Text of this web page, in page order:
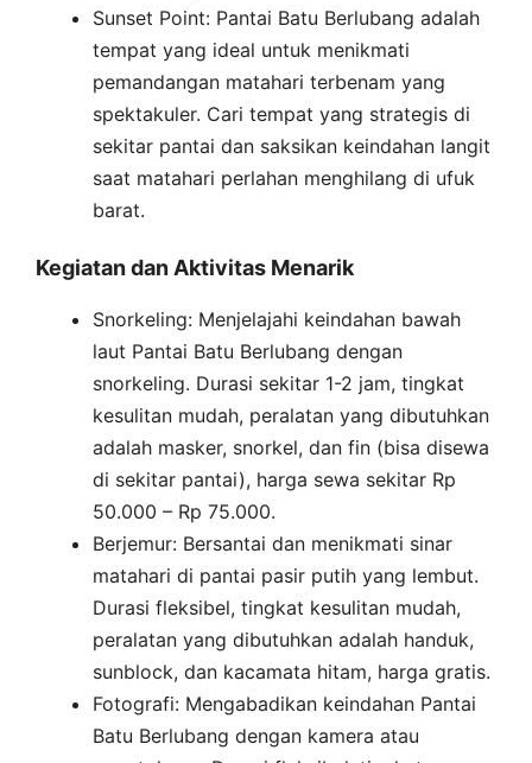
Sunset Point: Pantai Batu Berlubang adalah
tempat yang ideal untuk menikmati
pemandangan matahari terbenam yang
spektakuler. Cari tempat yang strategis di
sekitar pantai dan saksikan keindahan langit
saat matahari perlahan menghilang di ufuk
barat.
Kegiatan dan Aktivitas Menarik
Snorkeling: Menjelajahi keindahan bawah
laut Pantai Batu Berlubang dengan
snorkeling. Durasi sekitar 1-2 jam, tingkat
kesulitan mudah, peralatan yang dibutuhkan
adalah masker, snorkel, dan fin (bisa disewa
di sekitar pantai), harga sewa sekitar Rp
50.000 – Rp 75.000.
Berjemur: Bersantai dan menikmati sinar
matahari di pantai pasir putih yang lembut.
Durasi fleksibel, tingkat kesulitan mudah,
peralatan yang dibutuhkan adalah handuk,
sunblock, dan kacamata hitam, harga gratis.
Fotografi: Mengabadikan keindahan Pantai
Batu Berlubang dengan kamera atau